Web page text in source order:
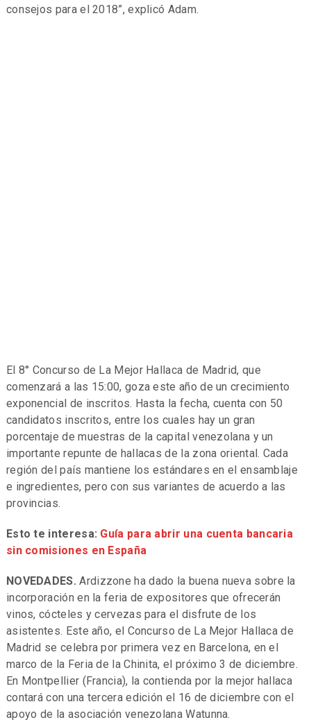
consejos para el 2018”, explicó Adam.
El 8° Concurso de La Mejor Hallaca de Madrid, que
comenzará a las 15:00, goza este año de un crecimiento
exponencial de inscritos. Hasta la fecha, cuenta con 50
candidatos inscritos, entre los cuales hay un gran
porcentaje de muestras de la capital venezolana y un
importante repunte de hallacas de la zona oriental. Cada
región del país mantiene los estándares en el ensamblaje
e ingredientes, pero con sus variantes de acuerdo a las
provincias.
Esto te interesa: Guía para abrir una cuenta bancaria
sin comisiones en España
NOVEDADES. Ardizzone ha dado la buena nueva sobre la
incorporación en la feria de expositores que ofrecerán
vinos, cócteles y cervezas para el disfrute de los
asistentes. Este año, el Concurso de La Mejor Hallaca de
Madrid se celebra por primera vez en Barcelona, en el
marco de la Feria de la Chinita, el próximo 3 de diciembre.
En Montpellier (Francia), la contienda por la mejor hallaca
contará con una tercera edición el 16 de diciembre con el
apoyo de la asociación venezolana Watunna.